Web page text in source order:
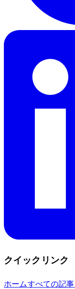
クイックリンク
ホームすべての記事